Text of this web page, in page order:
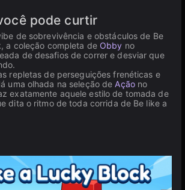
pode curtir
de sobrevivência e obstáculos de Be
a coleção completa de Obby no
de desafios de correr e desviar que
repletas de perseguições frenéticas e
uma olhada na seleção deAçãono
exatamente aquele estilo de tomada de
dita o ritmo de toda corrida de Be like a